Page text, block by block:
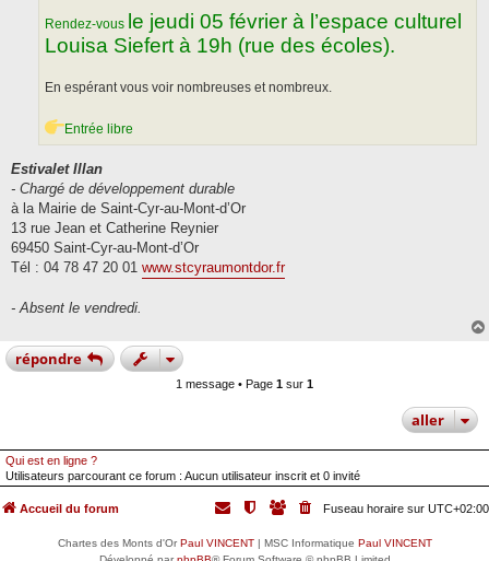
Rendez-vous le jeudi 05 février à l’espace culturel
Louisa Siefert à 19h (rue des écoles).
En espérant vous voir nombreuses et nombreux.
Entrée libre
Estivalet Illan
- Chargé de développement durable
à la Mairie de Saint-Cyr-au-Mont-d’Or
13 rue Jean et Catherine Reynier
69450 Saint-Cyr-au-Mont-d’Or
Tél : 04 78 47 20 01 www.stcyraumontdor.fr
- Absent le vendredi.
répondre
1 message • Page 1 sur 1
aller
Qui est en ligne ?
Utilisateurs parcourant ce forum : Aucun utilisateur inscrit et 0 invité
Accueil du forum Fuseau horaire sur UTC+02:00
Chartes des Monts d'OrPaul VINCENT| MSC Informatique Paul VINCENT